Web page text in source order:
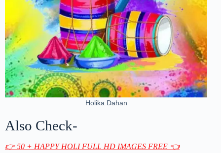
Holika Dahan
Also Check-
👉 50 + HAPPY HOLI FULL HD IMAGES FREE 👈